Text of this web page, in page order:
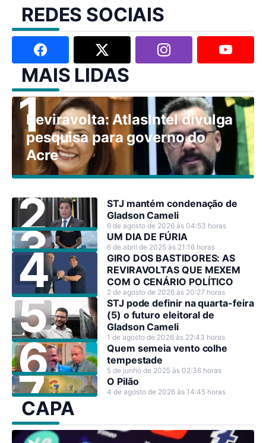
REDES SOCIAIS
MAIS LIDAS
Reviravolta: AtlasIntel divulga
pesquisa para governo do
Acre
STJ mantém condenação de
Gladson Cameli
6 de agosto de 2026 às 04:53 horas
UM DIA DE FÚRIA
6 de abril de 2025 às 21:16 horas
GIRO DOS BASTIDORES: AS
REVIRAVOLTAS QUE MEXEM
COM O CENÁRIO POLÍTICO
2 de agosto de 2026 às 20:27 horas
STJ pode definir na quarta-feira
(5) o futuro eleitoral de
Gladson Cameli
1 de agosto de 2026 às 22:43 horas
Quem semeia vento colhe
tempestade
5 de junho de 2025 às 02:36 horas
O Pilão
4 de agosto de 2026 às 14:45 horas
CAPA